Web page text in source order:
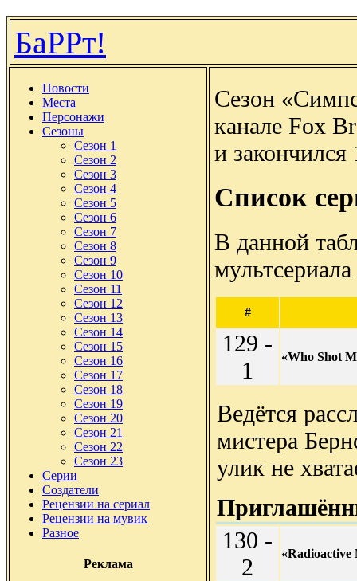
БаРРт!
Новости
Места
Персонажи
Сезоны
Сезон 1
Сезон 2
Сезон 3
Сезон 4
Сезон 5
Сезон 6
Сезон 7
Сезон 8
Сезон 9
Сезон 10
Сезон 11
Сезон 12
Сезон 13
Сезон 14
Сезон 15
Сезон 16
Сезон 17
Сезон 18
Сезон 19
Сезон 20
Сезон 21
Сезон 22
Сезон 23
Серии
Создатели
Рецензии на сериал
Рецензии на мувик
Разное
Реклама
Сезон
канале Fox
и закончился
Список
В данной
#
129 -
1
«Who Shot
Ведётся
мистера
улик не
130 -
2
«Radioactive